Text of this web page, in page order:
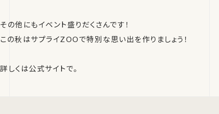
その他にもイベント盛りだくさんです！
この秋はサプライZOOで特別な思い出を作りましょう！
詳しくは公式サイトで。